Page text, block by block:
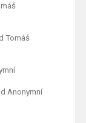
Tomáš
Anonymní